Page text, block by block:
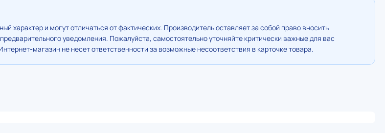
характер и могут отличаться от фактических. Производитель оставляет за собой право вносить
уведомления. Пожалуйста, самостоятельно уточняйте критически важные для вас
магазин не несет ответственности за возможные несоответствия в карточке товара.